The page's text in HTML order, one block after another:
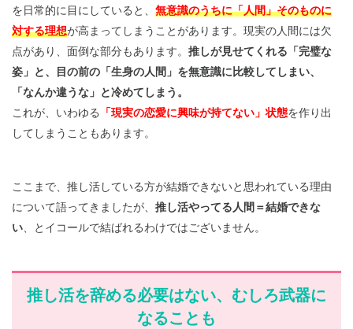
を日常的に目にしていると、 無意識のうちに「人間」そのものに
対する理想が高まってしまうことがあります。現実の人間には欠
点があり、面倒な部分もあります。 推しが見せてくれる「完璧な
姿」と、目の前の「生身の人間」を無意識に比較してしまい、
「なんか違うな」と冷めてしまう。
これが、いわゆる
「現実の恋愛に興味が持てない」状態を作り出
してしまうこともあります。
ここまで、推し活している方が結婚できないと思われている理由
について語ってきましたが、 推し活やってる人間＝結婚できな
い、とイコールで結ばれるわけではございません。
推し活を辞める必要はない、むしろ武器に
なることも